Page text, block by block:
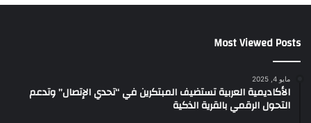
Most Viewed Posts
مايو 4, 2025
الأكاديمية العربية تستضيف المبتكرين في “تحدي الإتصال” وتدعم
التحول الرقمي بالقرية الذكية